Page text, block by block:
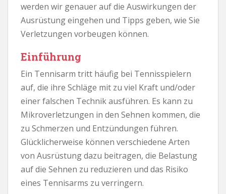
werden wir genauer auf die Auswirkungen der
Ausrüstung eingehen und Tipps geben, wie Sie
Verletzungen vorbeugen können.
Einführung
Ein Tennisarm tritt häufig bei Tennisspielern
auf, die ihre Schläge mit zu viel Kraft und/oder
einer falschen Technik ausführen. Es kann zu
Mikroverletzungen in den Sehnen kommen, die
zu Schmerzen und Entzündungen führen.
Glücklicherweise können verschiedene Arten
von Ausrüstung dazu beitragen, die Belastung
auf die Sehnen zu reduzieren und das Risiko
eines Tennisarms zu verringern.